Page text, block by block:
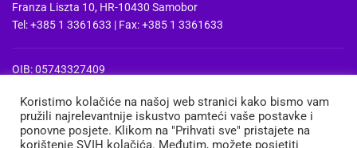
Franza Liszta 10, HR-10430 Samobor
Tel: +385 1 3361633 | Fax: +385 1 3361633
OIB: 05743327409
PDV Id: HR05743327409
IBAN: HR3724020061100668741
Erste&Steiermaerkische bank d.d. Zagreb
Koristimo kolačiće na našoj web stranici kako bismo vam
pružili najrelevantnije iskustvo pamteći vaše postavke i
ponovne posjete. Klikom na "Prihvati sve" pristajete na
korištenje SVIH kolačića. Međutim, možete posjetiti